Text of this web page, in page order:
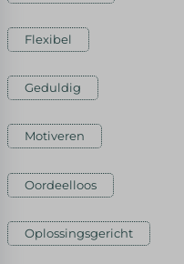
Flexibel
Geduldig
Motiveren
Oordeelloos
Oplossingsgericht